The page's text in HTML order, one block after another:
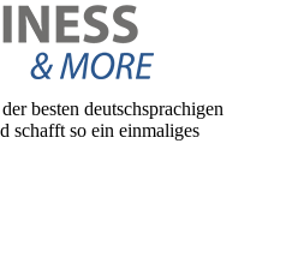
besten deutschsprachigen
schafft so ein einmaliges